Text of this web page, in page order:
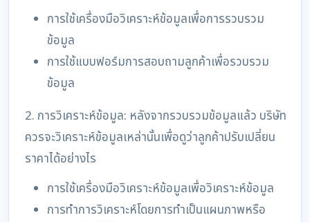
การใช้เครื่องมือวิเคราะห์ข้อมูลเพื่อการรวบรวม
ข้อมูล
การใช้แบบฟอร์มการสอบถามลูกค้าเพื่อรวบรวม
ข้อมูล
2. การวิเคราะห์ข้อมูล: หลังจากรวบรวมข้อมูลแล้ว บริษัท
ควรจะวิเคราะห์ข้อมูลเหล่านั้นเพื่อดูว่าลูกค้าปรับเปลี่ยน
ราคาได้อย่างไร
การใช้เครื่องมือวิเคราะห์ข้อมูลเพื่อวิเคราะห์ข้อมูล
การทำการวิเคราะห์โดยการทำเป็นแผนภาพหรือ